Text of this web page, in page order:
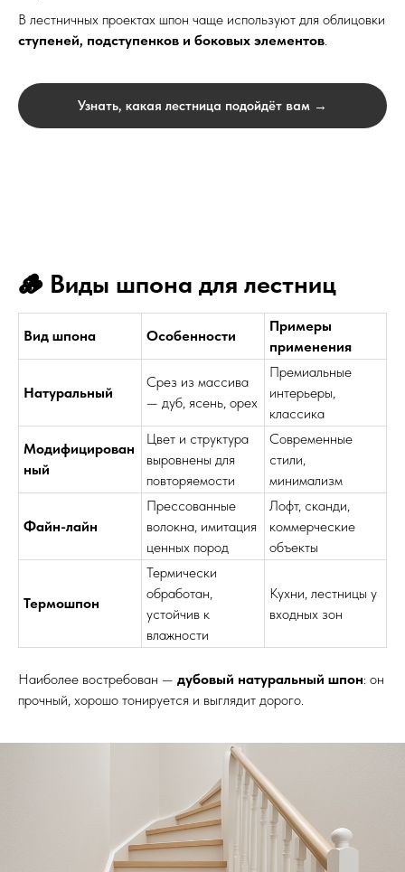
В лестничных проектах шпон чаще используют для облицовки
ступеней, подступенков и боковых элементов.
Узнать, какая лестница подойдёт вам →
🪵 Виды шпона для лестниц
Вид шпона Особенности
Примеры
применения
Натуральный
Срез из массива
— дуб, ясень, орех
Премиальные
интерьеры,
классика
Модифицирован
ный
Цвет и структура
выровнены для
повторяемости
Современные
стили,
минимализм
Файн-лайн
Прессованные
волокна, имитация
ценных пород
Лофт, сканди,
коммерческие
объекты
Термошпон
Термически
обработан,
устойчив к
влажности
Кухни, лестницы у
входных зон
Наиболее востребован — дубовый натуральный шпон: он
прочный, хорошо тонируется и выглядит дорого.